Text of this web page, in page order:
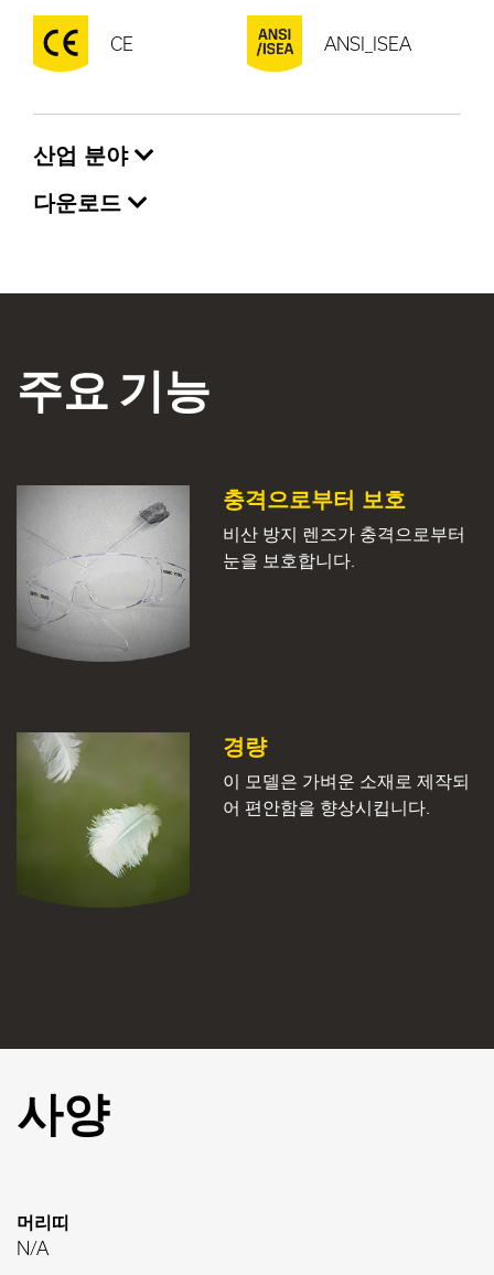
CE ANSI_ISEA
산업 분야
다운로드
주요 기능
충격으로부터 보호
비산 방지 렌즈가 충격으로부터
눈을 보호합니다.
경량
이 모델은 가벼운 소재로 제작되
어 편안함을 향상시킵니다.
사양
머리띠
N/A